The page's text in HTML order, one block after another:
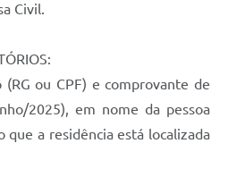
Civil.
ou CPF) e comprovante de
2025), em nome da pessoa
que a residência está localizada